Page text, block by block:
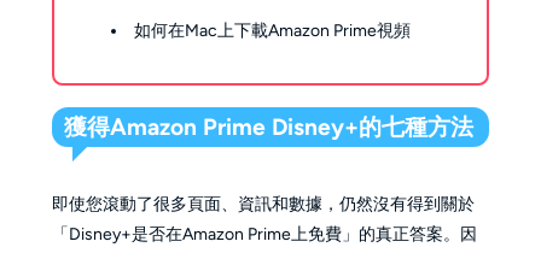
如何在Mac上下載Amazon Prime視頻
獲得Amazon Prime Disney+的七種方法
即使您滾動了很多頁面、資訊和數據，仍然沒有得到關於
「Disney+是否在Amazon Prime上免費」的真正答案。因